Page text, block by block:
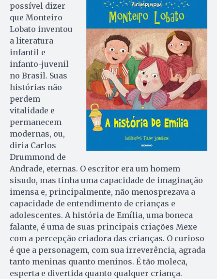
possível dizer
que Monteiro
Lobato inventou
a literatura
infantil e
infanto-juvenil
no Brasil. Suas
histórias não
perdem
vitalidade e
permanecem
modernas, ou,
diria Carlos
Drummond de
Andrade, eternas. O escritor era um homem
sisudo, mas tinha uma capacidade de imaginação
imensa e, principalmente, não menosprezava a
capacidade de entendimento de crianças e
adolescentes. A história de Emília, uma boneca
falante, é uma de suas principais criações Mexe
com a percepção criadora das crianças. O curioso
é que a personagem, com sua irreverência, agrada
tanto meninas quanto meninos. É tão moleca,
esperta e divertida quanto qualquer criança.